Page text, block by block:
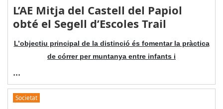
L’AE Mitja del Castell del Papiol
obté el Segell d’Escoles Trail
L’objectiu principal de la distinció és fomentar la pràctica
de córrer per muntanya entre infants i
...
Societat